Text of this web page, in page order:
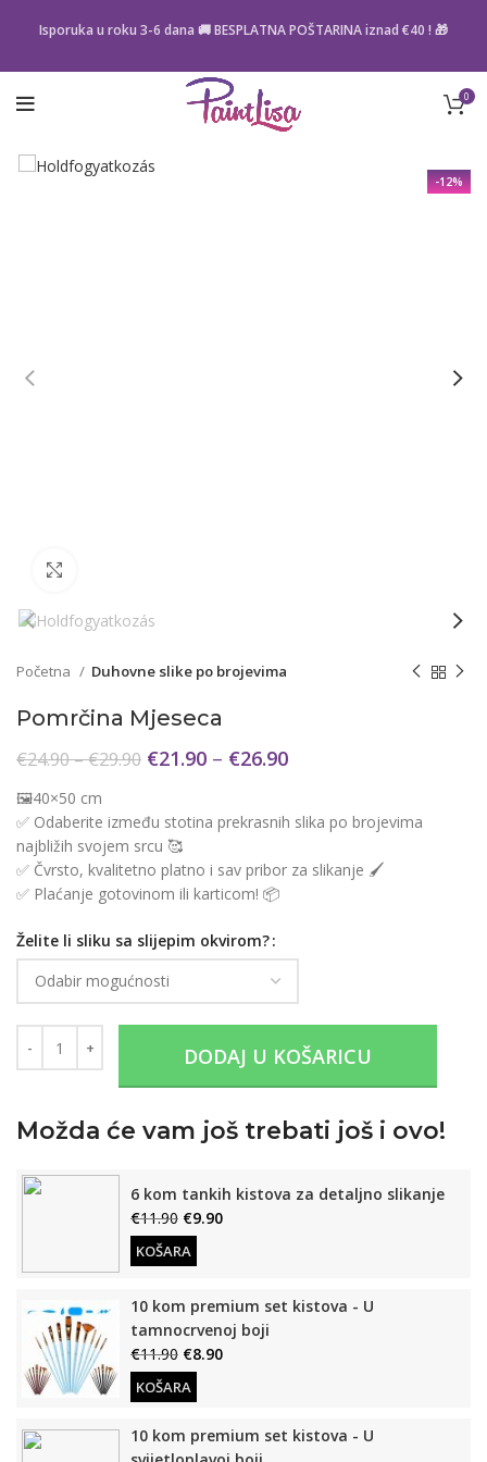
Isporuka u roku 3-6 dana 🚚 BESPLATNA POŠTARINA iznad €40 ! 🎁
0
-12%
Početna Duhovne slike po brojevima
Pomrčina Mjeseca
€24.90–€29.90 €21.90 – €26.90
🖼️40×50 cm
✅ Odaberite između stotina prekrasnih slika po brojevima
najbližih svojem srcu 🥰
✅ Čvrsto, kvalitetno platno i sav pribor za slikanje 🖌️
✅ Plaćanje gotovinom ili karticom! 📦
Želite li sliku sa slijepim okvirom?
DODAJ U KOŠARICU
Možda će vam još trebati još i ovo!
6 kom tankih kistova za detaljno slikanje
€11.90 €9.90
KOŠARA
10 kom premium set kistova - U
tamnocrvenoj boji
€11.90 €8.90
KOŠARA
10 kom premium set kistova - U